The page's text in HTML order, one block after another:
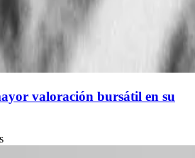
valoración bursátil en su